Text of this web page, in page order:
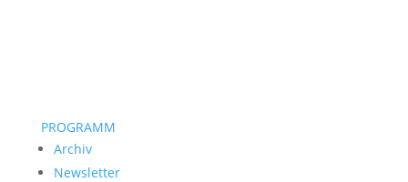
PROGRAMM
Archiv
Newsletter